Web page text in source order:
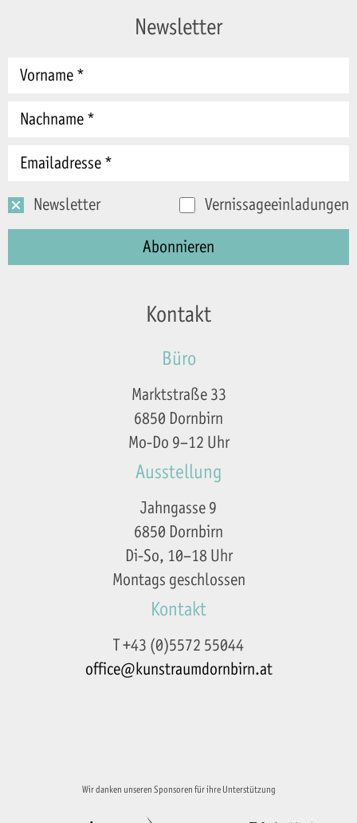
Newsletter
Newsletter Vernissageeinladungen
Kontakt
Büro
Marktstraße 33
6850 Dornbirn
Mo-Do 9–12 Uhr
Ausstellung
Jahngasse 9
6850 Dornbirn
Di-So, 10–18 Uhr
Montags geschlossen
Kontakt
T +43 (0)5572 55044
office@kunstraumdornbirn.at
Wir danken unseren Sponsoren für ihre Unterstützung